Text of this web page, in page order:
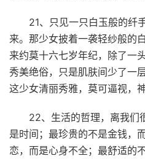
21、只见一只白玉般的纤
来。那少女披着一袭轻纱般的
来约莫十六七岁年纪，除了一
秀美绝俗，只是肌肤间少了一
这少女清丽秀雅，莫可逼视，
22、生活的哲理，离我们
是时间；最珍贵的不是金钱，
恋，而是心身不全；最舒适的